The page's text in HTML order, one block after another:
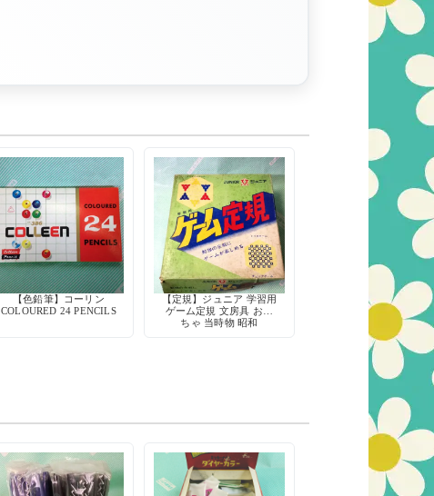
【色鉛筆】コーリン
COLOURED 24 PENCILS
【定規】ジュニア 学習用
ゲーム定規 文房具 おも
ちゃ 当時物 昭和